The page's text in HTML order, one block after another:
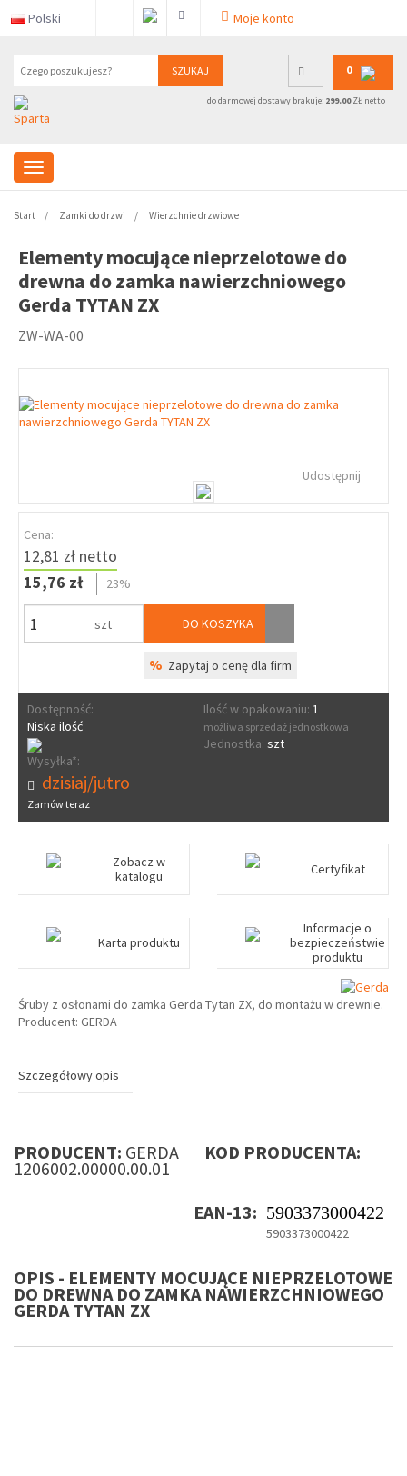
Polski Moje konto
SZUKAJ 0
do darmowej dostawy brakuje: 299.00ZŁ netto
Start Zamki do drzwi Wierzchnie drzwiowe
Elementy mocujące nieprzelotowe do
drewna do zamka nawierzchniowego
Gerda TYTAN ZX
ZW-WA-00
Udostępnij
Cena:
12,81 zł netto
15,76 zł
23%
szt DO KOSZYKA
% Zapytaj o cenę dla firm
Dostępność:
Niska ilość
Ilość w opakowaniu: 1
możliwa sprzedaż jednostkowa
Jednostka: szt
Wysyłka*:
dzisiaj/jutro
Zamów teraz
Zobacz w
katalogu
Certyfikat
Karta produktu
Informacje o
bezpieczeństwie
produktu
Śruby z osłonami do zamka Gerda Tytan ZX, do montażu w drewnie.
Producent: GERDA
Szczegółowy opis
PRODUCENT: GERDA KOD PRODUCENTA:
1206002.00000.00.01
EAN-13: 5903373000422
5903373000422
OPIS - ELEMENTY MOCUJĄCE NIEPRZELOTOWE
DO DREWNA DO ZAMKA NAWIERZCHNIOWEGO
GERDA TYTAN ZX